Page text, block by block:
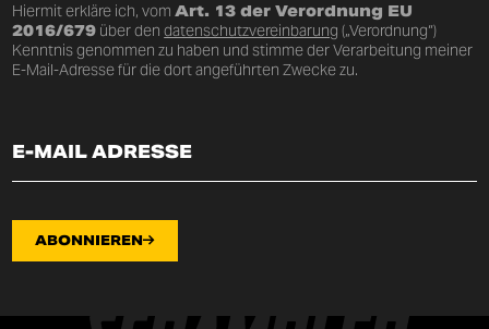
Hiermit erkläre ich, vomArt. 13 der Verordnung EU
2016/679 über dendatenschutzvereinbarung („Verordnung“)
Kenntnis genommen zu haben und stimme der Verarbeitung meiner
E-Mail-Adresse für die dort angeführten Zwecke zu.
ABONNIEREN